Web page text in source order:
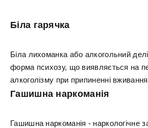
Біла гарячка
Біла лихоманка або алкогольний
форма психозу, що виявляється на
алкоголізму при припиненні
Гашишна наркоманія
Гашишна наркоманія - наркологічне